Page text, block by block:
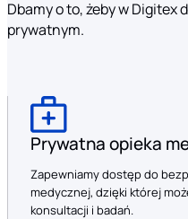
Dbamy o to, żeby w
prywatnym.
Prywatna opieka
Zapewniamy dostęp do
medycznej, dzięki której
konsultacji i badań.